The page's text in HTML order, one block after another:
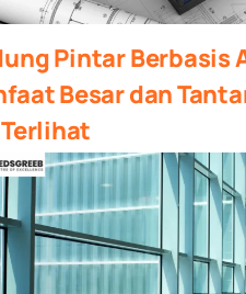
Pintar Berbasis
Besar dan
Terlihat